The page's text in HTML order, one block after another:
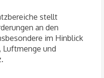
stellt
an den
im Hinblick
und